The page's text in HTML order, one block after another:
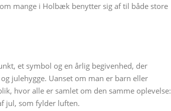
mange i Holbæk benytter sig af til både store
et symbol og en årlig begivenhed, der
julehygge. Uanset om man er barn eller
hvor alle er samlet om den samme oplevelse:
jul, som fylder luften.